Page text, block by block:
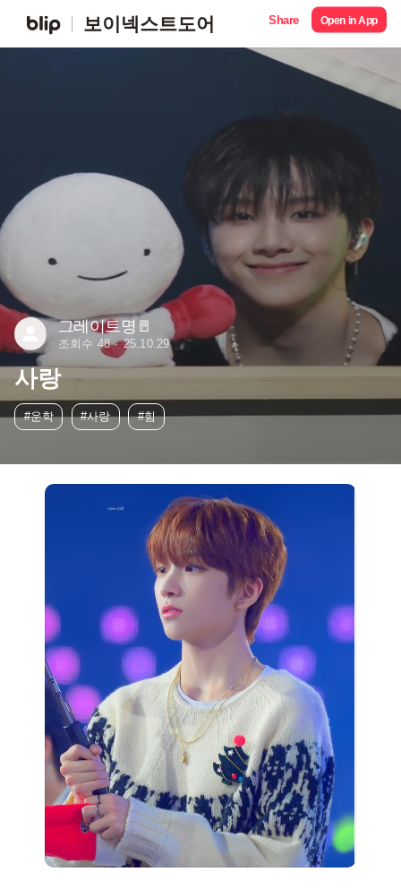
보이넥스트도어 Share Open in App
그레이트명🚪
조회수 48 25.10.29
사랑
#운학 #사랑 #힘